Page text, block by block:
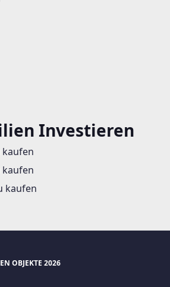
Investieren
kaufen
kaufen
OBJEKTE 2026